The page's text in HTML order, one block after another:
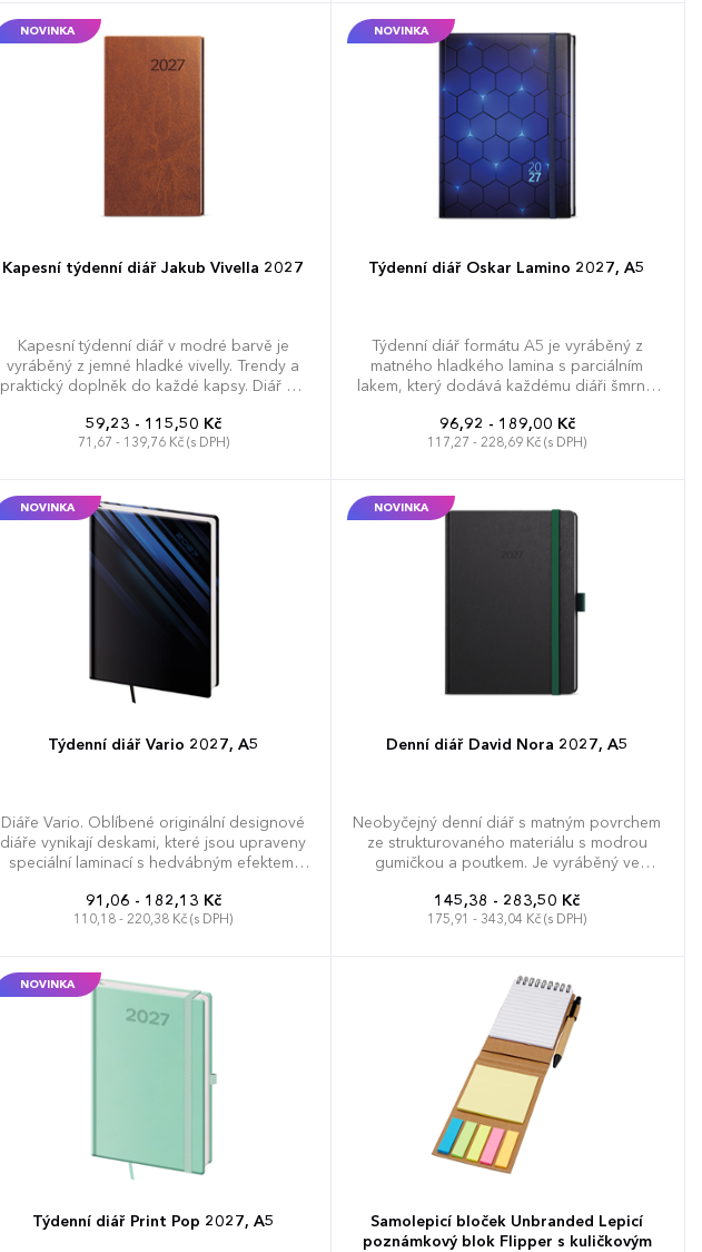
NOVINKA
Kapesní týdenní diář Jakub Vivella 2027
Kapesní týdenní diář v modré barvě je
vyráběný z jemné hladké vivelly. Trendy a
praktický doplněk do každé kapsy. Diář má
59,23 - 115,50 Kč
71,67 - 139,76 Kč (s DPH)
NOVINKA
Týdenní diář Oskar Lamino 2027, A5
Týdenní diář formátu A5 je vyráběný z
matného hladkého lamina s parciálním
lakem, který dodává každému diáři šmrnc.
budete moci efektivněji plánovat váš čas.
96,92 - 189,00 Kč
117,27 - 228,69 Kč (s DPH)
NOVINKA
Týdenní diář Vario 2027, A5
Diáře Vario. Oblíbené originální designové
diáře vynikají deskami, které jsou upraveny
speciální laminací s hedvábným efektem,
Doporučujeme tamponový tisk. Diář
obsahuje: osobní údaje, plánovač dovolené
Slovenské republiky, mezinárodní svátky,
roční výhled, týdenní layout, adresář, mapa
Evropy a České a Slovenské republiky
91,06 - 182,13 Kč
110,18 - 220,38 Kč (s DPH)
NOVINKA
Denní diář David Nora 2027, A5
Neobyčejný denní diář s matným povrchem
ze strukturovaného materiálu s modrou
gumičkou a poutkem. Je vyráběný ve
a plánování.
145,38 - 283,50 Kč
175,91 - 343,04 Kč (s DPH)
NOVINKA
Týdenní diář Print Pop 2027, A5
Samolepicí bloček Unbranded Lepicí
poznámkový blok Flipper s kuličkovým